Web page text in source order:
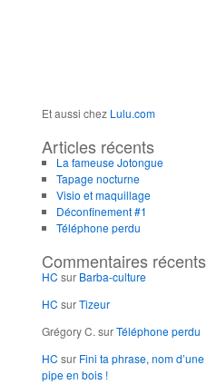
Et aussi chez Lulu.com
Articles récents
La fameuse Jotongue
Tapage nocturne
Visio et maquillage
Déconfinement #1
Téléphone perdu
Commentaires récents
HC sur Barba-culture
HC surTizeur
Grégory C. surTéléphone perdu
HC sur Fini ta phrase, nom d’une
pipe en bois !